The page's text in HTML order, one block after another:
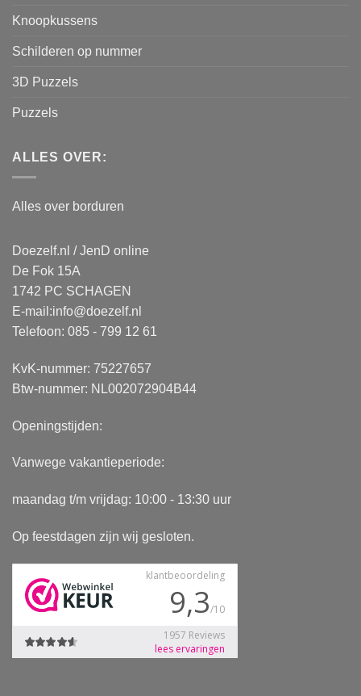
Knoopkussens
Schilderen op nummer
3D Puzzels
Puzzels
ALLES OVER:
Alles over borduren
Doezelf.nl / JenD online
De Fok 15A
1742 PC SCHAGEN
E-mail:info@doezelf.nl
Telefoon: 085 - 799 12 61
KvK-nummer: 75227657
Btw-nummer: NL002072904B44
Openingstijden:
Vanwege vakantieperiode:
maandag t/m vrijdag: 10:00 - 13:30 uur
Op feestdagen zijn wij gesloten.